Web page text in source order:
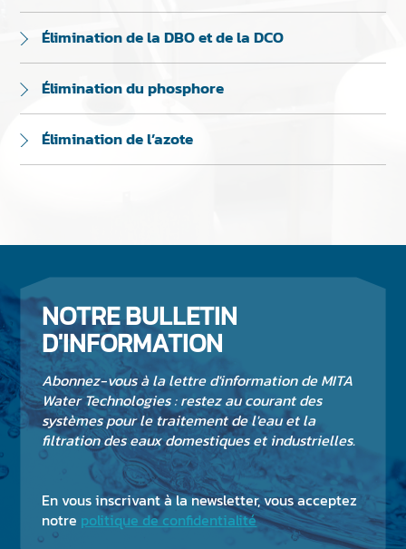
Élimination de la DBO et de la DCO
Élimination du phosphore
Élimination de l’azote
NOTRE BULLETIN
D'INFORMATION
Abonnez-vous à la lettre d'information de MITA
Water Technologies : restez au courant des
systèmes pour le traitement de l'eau et la
filtration des eaux domestiques et industrielles.
En vous inscrivant à la newsletter, vous acceptez
notre politique de confidentialité